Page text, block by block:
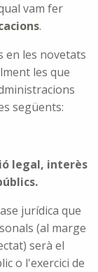
vam fer
.
en les novetats
les que
següents:
legal, interès
jurídica que
(al marge
serà el
o l'exercici de